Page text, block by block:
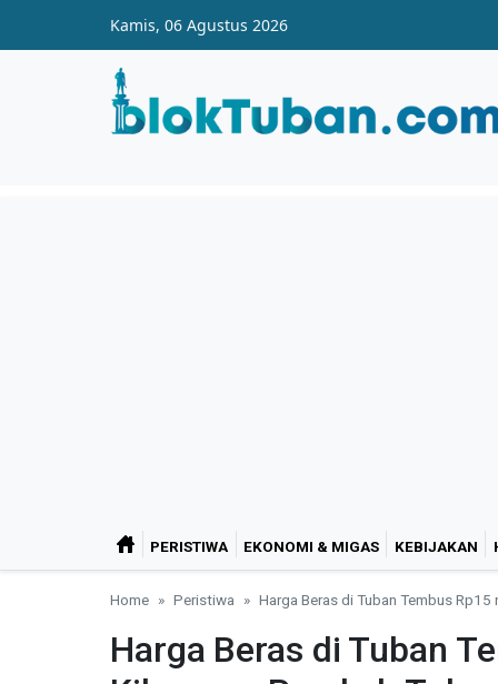
Kamis, 06 Agustus 2026
PERISTIWA EKONOMI & MIGAS KEBIJAKAN
Home Peristiwa Harga Beras di Tuban Tembus
Harga Beras di Tuban